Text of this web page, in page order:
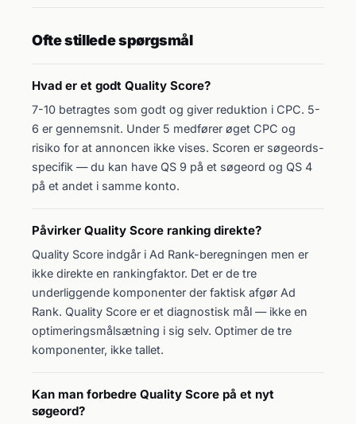
Ofte stillede spørgsmål
Hvad er et godt Quality Score?
7-10 betragtes som godt og giver reduktion i CPC. 5-
6 er gennemsnit. Under 5 medfører øget CPC og
risiko for at annoncen ikke vises. Scoren er søgeords-
specifik — du kan have QS 9 på et søgeord og QS 4
på et andet i samme konto.
Påvirker Quality Score ranking direkte?
Quality Score indgår i Ad Rank-beregningen men er
ikke direkte en rankingfaktor. Det er de tre
underliggende komponenter der faktisk afgør Ad
Rank. Quality Score er et diagnostisk mål — ikke en
optimeringsmålsætning i sig selv. Optimer de tre
komponenter, ikke tallet.
Kan man forbedre Quality Score på et nyt
søgeord?